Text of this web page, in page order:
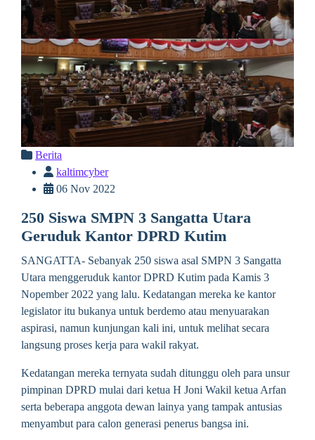
Berita
kaltimcyber
06 Nov 2022
250 Siswa SMPN 3 Sangatta Utara
Geruduk Kantor DPRD Kutim
SANGATTA- Sebanyak 250 siswa asal SMPN 3 Sangatta
Utara menggeruduk kantor DPRD Kutim pada Kamis 3
Nopember 2022 yang lalu. Kedatangan mereka ke kantor
legislator itu bukanya untuk berdemo atau menyuarakan
aspirasi, namun kunjungan kali ini, untuk melihat secara
langsung proses kerja para wakil rakyat.
Kedatangan mereka ternyata sudah ditunggu oleh para unsur
pimpinan DPRD mulai dari ketua H Joni Wakil ketua Arfan
serta beberapa anggota dewan lainya yang tampak antusias
menyambut para calon generasi penerus bangsa ini.